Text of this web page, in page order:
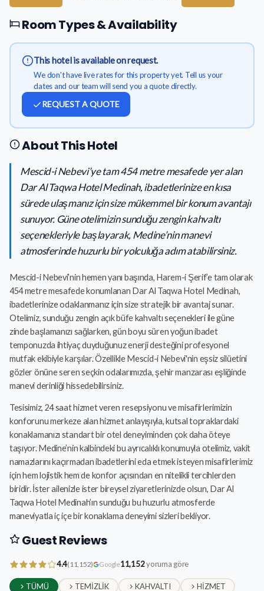
Room Types & Availability
This hotel is available on request.
We don't have live rates for this property yet. Tell us your
dates and our team will send you a quote directly.
REQUEST A QUOTE
About This Hotel
Mescid-i Nebevi’ye tam 454 metre mesafede yer alan
Dar Al Taqwa Hotel Medinah, ibadetlerinize en kısa
sürede ulaşmanız için size mükemmel bir konum avantajı
sunuyor. Güne otelimizin sunduğu zengin kahvaltı
seçenekleriyle başlayarak, Medine’nin manevi
atmosferinde huzurlu bir yolculuğa adım atabilirsiniz.
Mescid-i Nebevi’nin hemen yanı başında, Harem-i Şerif’e tam olarak
454 metre mesafede konumlanan Dar Al Taqwa Hotel Medinah,
ibadetlerinize odaklanmanız için size stratejik bir avantaj sunar.
Otelimiz, sunduğu zengin açık büfe kahvaltı seçenekleri ile güne
zinde başlamanızı sağlarken, gün boyu süren yoğun ibadet
temponuzda ihtiyaç duyduğunuz enerji desteğini profesyonel
mutfak ekibiyle karşılar. Özellikle Mescid-i Nebevi'nin eşsiz silüetini
gözler önüne seren seçkin odalarımızda, şehir manzarası eşliğinde
manevi derinliği hissedebilirsiniz.
Tesisimiz, 24 saat hizmet veren resepsiyonu ve misafirlerimizin
konforunu merkeze alan hizmet anlayışıyla, kutsal topraklardaki
konaklamanızı standart bir otel deneyiminden çok daha öteye
taşıyor. Medine’nin kalbindeki bu ayrıcalıklı konumuyla otelimiz, vakit
namazlarını kaçırmadan ibadetlerini eda etmek isteyen misafirlerimiz
için hem lojistik hem de konfor açısından en nitelikli tercihlerden
biridir. İster ailenizle ister bireysel ziyaretlerinizde olsun, Dar Al
Taqwa Hotel Medinah’ın sunduğu bu huzurlu atmosferde
maneviyatla iç içe bir konaklama deneyimi sizleri bekliyor.
Guest Reviews
4.4(11,152) Google11,152yoruma göre
TÜMÜ TEMIZLIK KAHVALTI
HIZMET